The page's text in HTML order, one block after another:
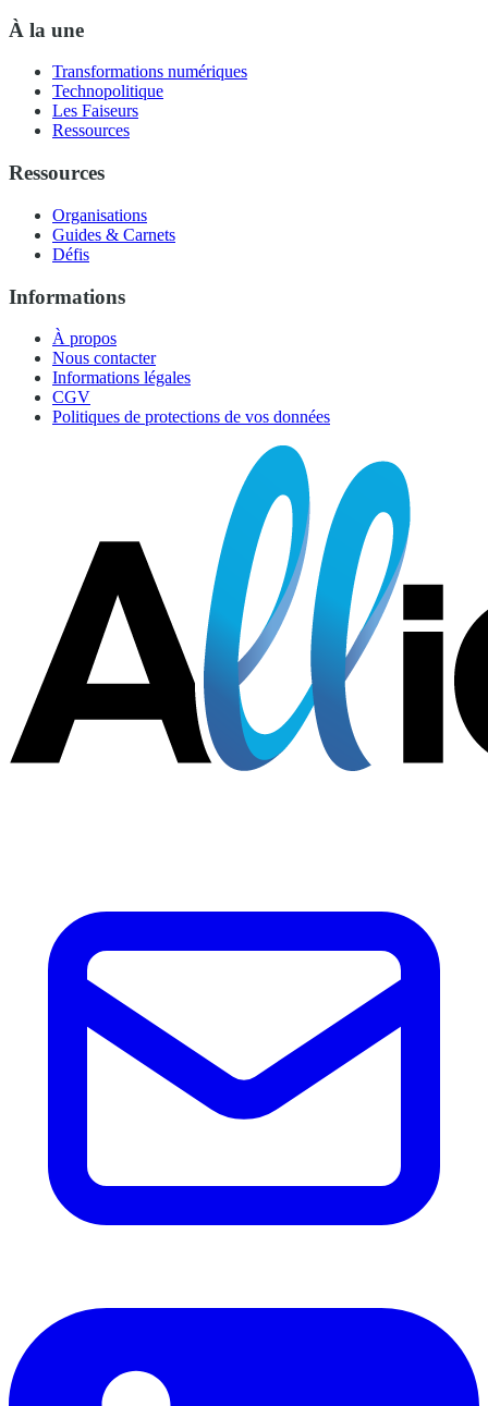
À la une
Transformations numériques
Technopolitique
Les Faiseurs
Ressources
Ressources
Organisations
Guides & Carnets
Défis
Informations
À propos
Nous contacter
Informations légales
CGV
Politiques de protections de vos données